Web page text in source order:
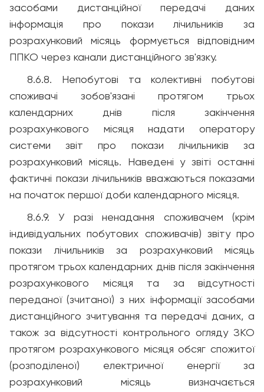
засобами дистанційної передачі даних
інформація про покази лічильників за
розрахунковий місяць формується відповідним
ППКО через канали дистанційного зв'язку.
8.6.8. Непобутові та колективні побутові
споживачі зобов'язані протягом трьох
календарних днів після закінчення
розрахункового місяця надати оператору
системи звіт про покази лічильників за
розрахунковий місяць. Наведені у звіті останні
фактичні покази лічильників вважаються показами
на початок першої доби календарного місяця.
8.6.9. У разі ненадання споживачем (крім
індивідуальних побутових споживачів) звіту про
покази лічильників за розрахунковий місяць
протягом трьох календарних днів після закінчення
розрахункового місяця та за відсутності
переданої (зчитаної) з них інформації засобами
дистанційного зчитування та передачі даних, а
також за відсутності контрольного огляду ЗКО
протягом розрахункового місяця обсяг спожитої
(розподіленої) електричної енергії за
розрахунковий місяць визначається